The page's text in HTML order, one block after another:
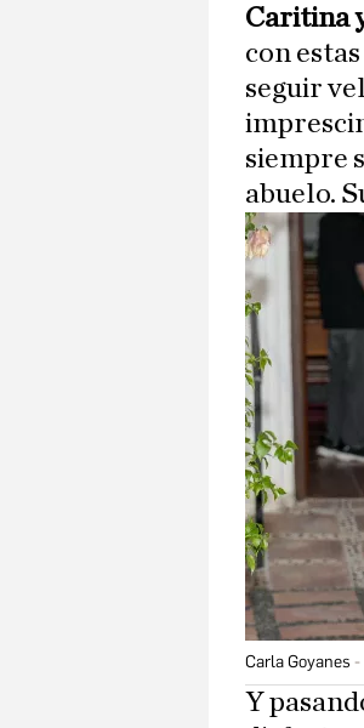
Caritina
con
seguir
siempre
abuelo.
Carla Goyanes
Y